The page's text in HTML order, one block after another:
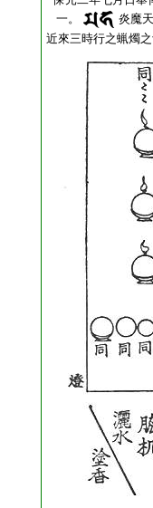
一。
炎魔
近來三時行之蝋燭